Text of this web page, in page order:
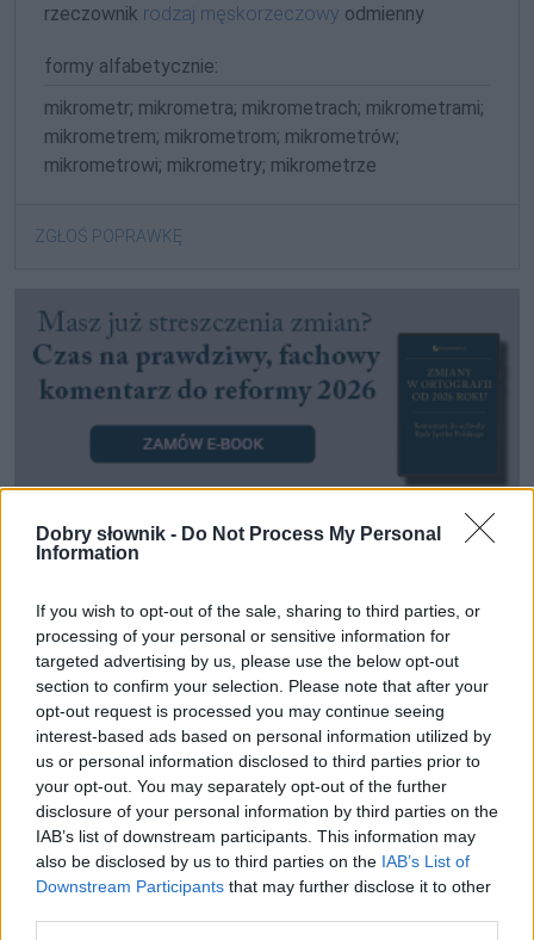
Dobry słownik - Do Not Process My Personal
Information
If you wish to opt-out of the sale, sharing to third parties, or
processing of your personal or sensitive information for
targeted advertising by us, please use the below opt-out
section to confirm your selection. Please note that after your
opt-out request is processed you may continue seeing
interest-based ads based on personal information utilized by
us or personal information disclosed to third parties prior to
your opt-out. You may separately opt-out of the further
disclosure of your personal information by third parties on the
IAB’s list of downstream participants. This information may
also be disclosed by us to third parties on the IAB’s List of
Downstream Participants that may further disclose it to other
rzeczownik rodzaj męskorzeczowy odmienny
formy alfabetycznie:
mikrometr; mikrometra; mikrometrach; mikrometrami;
mikrometrem; mikrometrom; mikrometrów;
mikrometrowi; mikrometry; mikrometrze
ZGŁOŚ POPRAWKĘ
Zobacz, co zyskują abonenci Dobrego słownika.
SPRAWDŹ
Często sprawdzane
O poprawnym użyciu słowa dzięki(komuś, czemuś)
Odmiana: tych stajenatych stajni
Czy można napisaća żeby?